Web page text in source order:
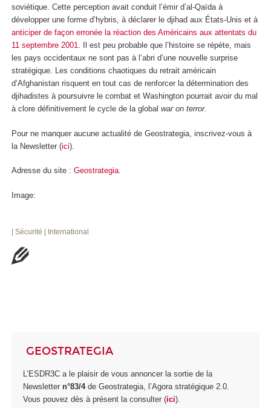
soviétique. Cette perception avait conduit l’émir d’al-Qaïda à
développer une forme d’hybris, à déclarer le djihad aux États-Unis et à
anticiper de façon erronée la réaction des Américains aux attentats du
11 septembre 2001. Il est peu probable que l’histoire se répète, mais
les pays occidentaux ne sont pas à l’abri d’une nouvelle surprise
stratégique. Les conditions chaotiques du retrait américain
d’Afghanistan risquent en tout cas de renforcer la détermination des
djihadistes à poursuivre le combat et Washington pourrait avoir du mal
à clore définitivement le cycle de la global war on terror.
Pour ne manquer aucune actualité de Geostrategia, inscrivez-vous à
la Newsletter (ici).
Adresse du site : Geostrategia.
Image:
| Sécurité | International
GEOSTRATEGIA
L’ESDR3C a le plaisir de vous annoncer la sortie de la
Newsletter n°83/4de Geostrategia, l’Agora stratégique 2.0.
Vous pouvez dès à présent la consulter (ici).